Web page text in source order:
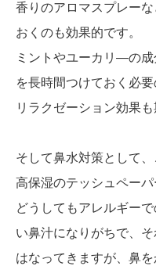
香りのアロマスプレー
おくのも効果的です。
ミントやユーカリ―の
を長時間つけておく必
リラクゼーション効果も
そして鼻水対策として
高保湿のテッシュペーパ
どうしてもアレルギー
い鼻汁になりがちで、
はなってきますが、鼻